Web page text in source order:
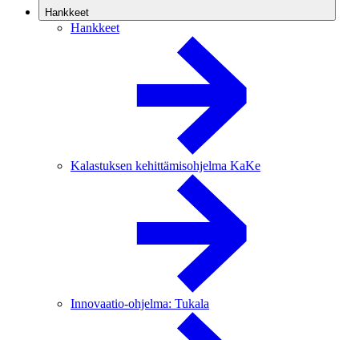
Hankkeet
Hankkeet
Kalastuksen kehittämisohjelma KaKe
Innovaatio-ohjelma: Tukala